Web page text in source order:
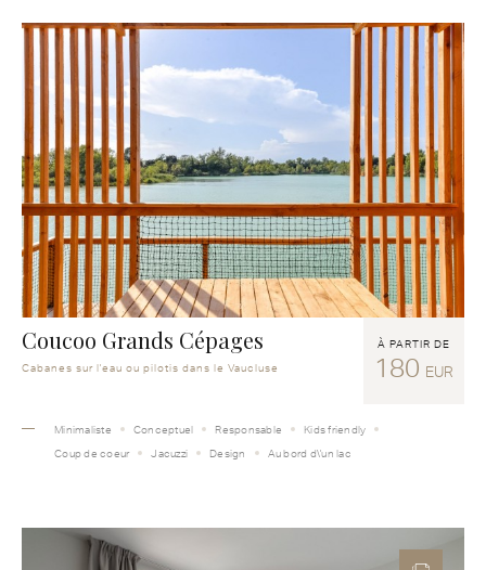
Coucoo Grands Cépages
Cabanes sur l'eau ou pilotis dans le Vaucluse
À PARTIR DE
180 EUR
Minimaliste Conceptuel Responsable
Kids friendly
Coup de coeur
Jacuzzi Design Au bord d\'un lac